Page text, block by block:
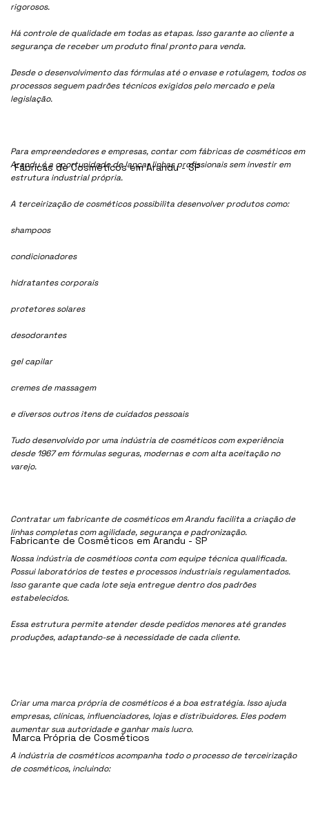
rigorosos.
Há controle de qualidade em todas as etapas. Isso garante ao cliente a
segurança de receber um produto final pronto para venda.
Desde o desenvolvimento das fórmulas até o envase e rotulagem, todos os
processos seguem padrões técnicos exigidos pelo mercado e pela
legislação.
Para empreendedores e empresas, contar com fábricas de cosméticos em
Arandu é a oportunidade de lançar linhas profissionais sem investir em
estrutura industrial própria.
A terceirização de cosméticos possibilita desenvolver produtos como:
shampoos
condicionadores
hidratantes corporais
protetores solares
desodorantes
gel capilar
cremes de massagem
e diversos outros itens de cuidados pessoais
Tudo desenvolvido por uma indústria de cosméticos com experiência
desde 1967 em fórmulas seguras, modernas e com alta aceitação no
varejo.
Contratar um fabricante de cosméticos em Arandu facilita a criação de
linhas completas com agilidade, segurança e padronização.
Nossa indústria de cosmétioos conta com equipe técnica qualificada.
Possui laboratórios de testes e processos industriais regulamentados.
Isso garante que cada lote seja entregue dentro dos padrões
estabelecidos.
Essa estrutura permite atender desde pedidos menores até grandes
produções, adaptando-se à necessidade de cada cliente.
Criar uma marca própria de cosméticos é a boa estratégia. Isso ajuda
empresas, clínicas, influenciadores, lojas e distribuidores. Eles podem
aumentar sua autoridade e ganhar mais lucro.
A indústria de cosméticos acompanha todo o processo de terceirização
de cosméticos, incluindo:
Fábricas de Cosméticos em Arandu - SP
Fabricante de Cosméticos em Arandu - SP
Marca Própria de Cosméticos